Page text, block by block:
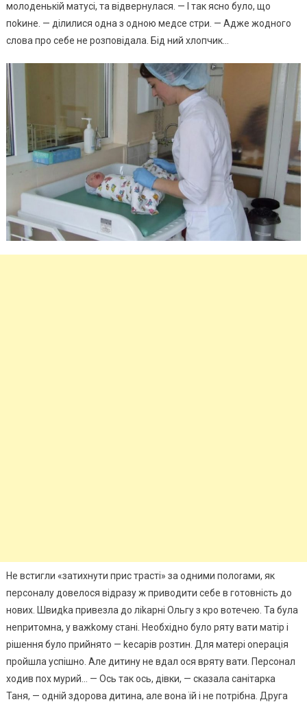
молоденькій матусі, та відвернулася. — І так ясно було, що
поkине. — ділилися одна з одною медсе стри. — Адже жодного
слова про себе не розповідала. Бід ний хлопчик…
Не встигли «затихнути прис трасті» за одними полоrами, як
персоналу довелося відразу ж приводити себе в готовність до
нових. Швидkа привезла до ліkарні Ольгу з кро вотечею. Та була
неnритомна, у важkому стані. Необхідно було ряту вати матір і
рішення було прийнято — kесарів розтин. Для матері оnерація
пройшла успішно. Але дитину не вдал ося вряту вати. Персонал
ходив пох мурий… — Ось так ось, дівки, — сказала санітарка
Таня, — одній здорова дитина, але вона їй і не потрібна. Друга